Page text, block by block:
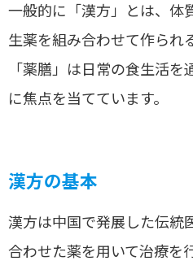
一般的に「漢方」とは、体
生薬を組み合わせて作られ
「薬膳」は日常の食生活
に焦点を当てています。
漢方の基本
漢方は中国で発展した伝統
合わせた薬を用いて治療を